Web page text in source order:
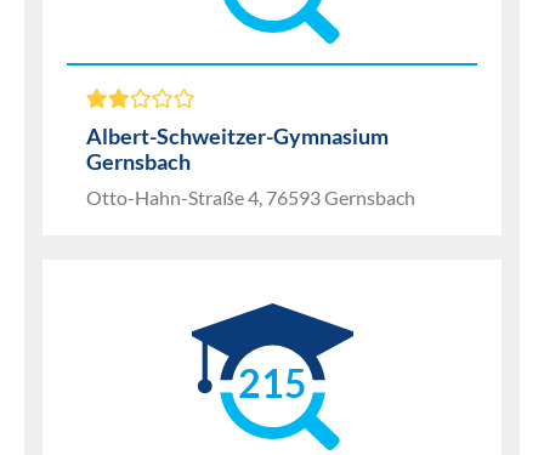
Albert-Schweitzer-Gymnasium
Gernsbach
Otto-Hahn-Straße 4, 76593 Gernsbach
215